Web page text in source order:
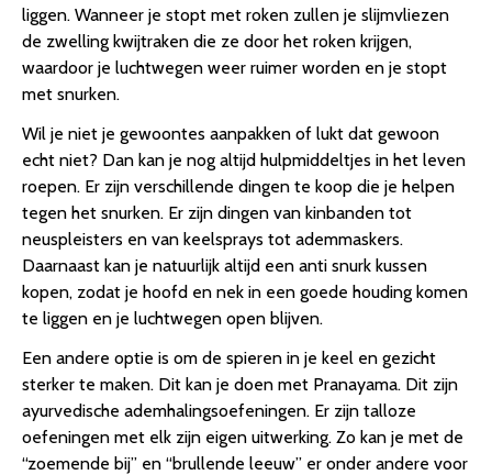
liggen. Wanneer je stopt met roken zullen je slijmvliezen
de zwelling kwijtraken die ze door het roken krijgen,
waardoor je luchtwegen weer ruimer worden en je stopt
met snurken.
Wil je niet je gewoontes aanpakken of lukt dat gewoon
echt niet? Dan kan je nog altijd hulpmiddeltjes in het leven
roepen. Er zijn verschillende dingen te koop die je helpen
tegen het snurken. Er zijn dingen van kinbanden tot
neuspleisters en van keelsprays tot ademmaskers.
Daarnaast kan je natuurlijk altijd een anti snurk kussen
kopen, zodat je hoofd en nek in een goede houding komen
te liggen en je luchtwegen open blijven.
Een andere optie is om de spieren in je keel en gezicht
sterker te maken. Dit kan je doen met Pranayama. Dit zijn
ayurvedische ademhalingsoefeningen. Er zijn talloze
oefeningen met elk zijn eigen uitwerking. Zo kan je met de
“zoemende bij” en “brullende leeuw” er onder andere voor